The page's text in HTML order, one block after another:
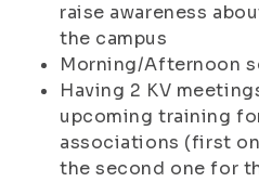
raise awareness
the campus
Morning/Afternoon
Having 2 KV
upcoming training
associations (first
the second one for